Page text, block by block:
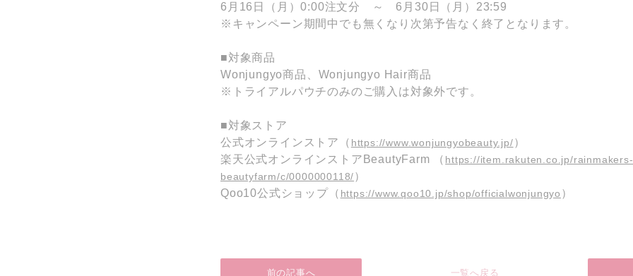
6月16日（月）0:00注文分 ～ 6月30日（月）23:59
※キャンペーン期間中でも無くなり次第予告なく終了となります。
■対象商品
Wonjungyo商品、Wonjungyo Hair商品
※トライアルパウチのみのご購入は対象外です。
■対象ストア
公式オンラインストア（ https://www.wonjungyobeauty.jp/）
楽天公式オンラインストアBeautyFarm （ https://item.rakuten.co.jp/rainmakers-
beautyfarm/c/0000000118/）
Qoo10公式ショップ（ https://www.qoo10.jp/shop/officialwonjungyo ）
前の記事へ 一覧へ戻る